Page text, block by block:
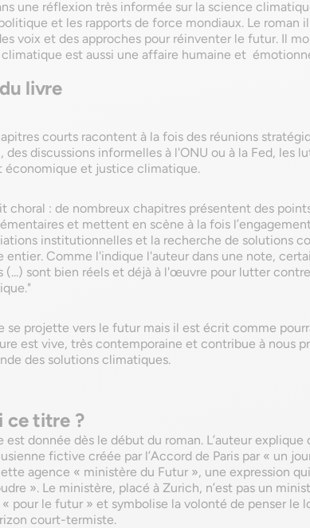
une réflexion très informée sur la science
et les rapports de force mondiaux. Le roman
voix et des approches pour réinventer le futur. Il
est aussi une affaire humaine et
livre
courts racontent à la fois des réunions
des discussions informelles à l'ONU ou à la Fed, les
économique et justice climatique.
choral : de nombreux chapitres présentent des
et mettent en scène à la fois
institutionnelles et la recherche de solutions
entier. Comme l'indique l'auteur dans une note,
(...) sont bien réels et déjà à l'œuvre pour lutter
se projette vers le futur mais il est écrit comme
est vive, très contemporaine et contribue à nous
des solutions climatiques.
ce titre ?
est donnée dès le début du roman. L’auteur explique
fictive créée par l’Accord de Paris par « un
agence « ministère du Futur », une expression
». Le ministère, placé à Zurich, n’est pas un
« pour le futur » et symbolise la volonté de penser le
court-termiste.